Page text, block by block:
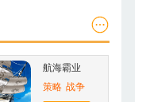
航海霸业
策略 战争